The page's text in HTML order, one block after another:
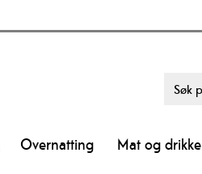
Overnatting Mat og drikke